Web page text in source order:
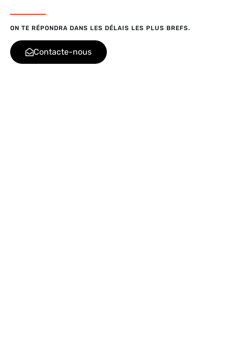
ON TE RÉPONDRA DANS LES DÉLAIS LES PLUS BREFS.
Contacte-nous